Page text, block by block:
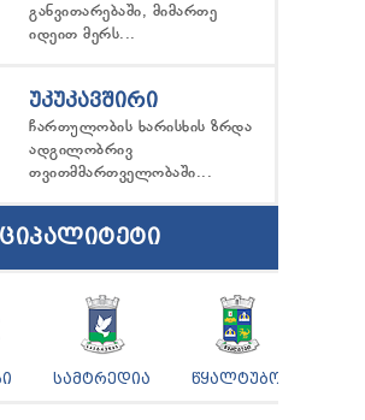
განვითარებაში, მიმართე
იდეით მერს...
ᲣᲙᲣᲙᲐᲕᲨᲘᲠᲘ
ჩართულობის ხარისხის ზრდა
ადგილობრივ
თვითმმართველობაში...
ᲡᲐᲛᲢᲠᲔᲓᲘᲐ ᲬᲧᲐᲚᲢᲣᲑᲝ